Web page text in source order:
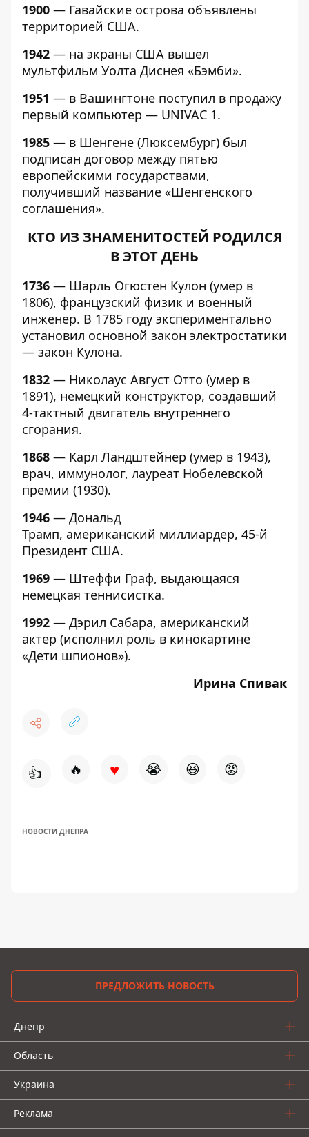
1900 — Гавайские острова объявлены
территорией США.
1942 — на экраны США вышел
мультфильм Уолта Диснея «Бэмби».
1951 — в Вашингтоне поступил в продажу
первый компьютер — UNIVAC 1.
1985 — в Шенгене (Люксембург) был
подписан договор между пятью
европейскими государствами,
получивший название «Шенгенского
соглашения».
КТО ИЗ ЗНАМЕНИТОСТЕЙ РОДИЛСЯ
В ЭТОТ ДЕНЬ
1736 — Шарль Огюстен Кулон (умер в
1806), французский физик и военный
инженер. В 1785 году экспериментально
установил основной закон электростатики
— закон Кулона.
1832 — Николаус Август Отто (умер в
1891), немецкий конструктор, создавший
4-тактный двигатель внутреннего
сгорания.
1868 — Карл Ландштейнер (умер в 1943),
врач, иммунолог, лауреат Нобелевской
премии (1930).
1946 — Дональд
Трамп, американский миллиардер, 45-й
Президент США.
1969 — Штеффи Граф, выдающаяся
немецкая теннисистка.
1992 — Дэрил Сабара, американский
актер (исполнил роль в кинокартине
«Дети шпионов»).
Ирина Спивак
👍 🔥 ♥ 😭 😆 😡
НОВОСТИ ДНЕПРА
ПРЕДЛОЖИТЬ НОВОСТЬ
Днепр
Область
Украина
Реклама